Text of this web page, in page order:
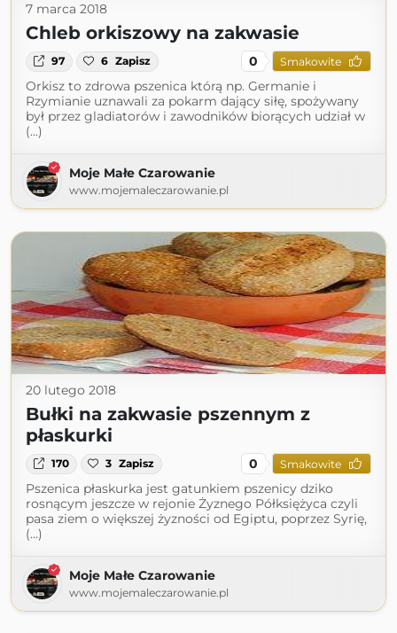
7 marca 2018
Chleb orkiszowy na zakwasie
97 6 Zapisz 0 Smakowite
Orkisz to zdrowa pszenica którą np. Germanie i
Rzymianie uznawali za pokarm dający siłę, spożywany
był przez gladiatorów i zawodników biorących udział w
(...)
Moje Małe Czarowanie
www.mojemaleczarowanie.pl
20 lutego 2018
Bułki na zakwasie pszennym z
płaskurki
170 3 Zapisz 0 Smakowite
Pszenica płaskurka jest gatunkiem pszenicy dziko
rosnącym jeszcze w rejonie Żyznego Półksiężyca czyli
pasa ziem o większej żyzności od Egiptu, poprzez Syrię,
(...)
Moje Małe Czarowanie
www.mojemaleczarowanie.pl